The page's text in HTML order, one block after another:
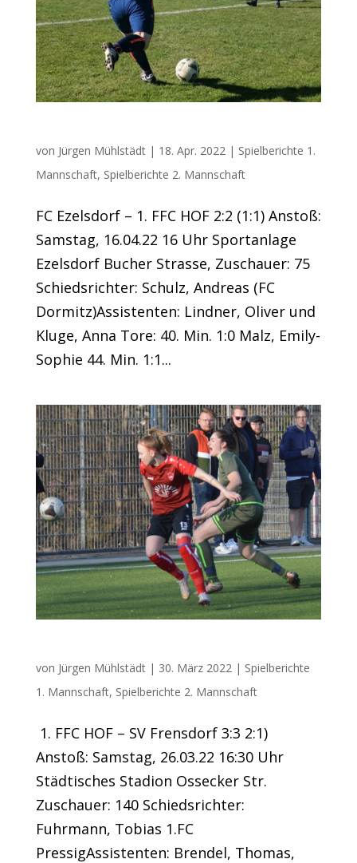
von Jürgen Mühlstädt| 18. Apr. 2022| Spielberichte 1.
Mannschaft, Spielberichte 2. Mannschaft
FC Ezelsdorf – 1. FFC HOF 2:2 (1:1) Anstoß:
Samstag, 16.04.22 16 Uhr Sportanlage
Ezelsdorf Bucher Strasse, Zuschauer: 75
Schiedsrichter: Schulz, Andreas (FC
Dormitz)Assistenten: Lindner, Oliver und
Kluge, Anna Tore: 40. Min. 1:0 Malz, Emily-
Sophie 44. Min. 1:1...
von Jürgen Mühlstädt| 30. März 2022| Spielberichte
1. Mannschaft, Spielberichte 2. Mannschaft
1. FFC HOF – SV Frensdorf 3:3 2:1)
Anstoß: Samstag, 26.03.22 16:30 Uhr
Städtisches Stadion Ossecker Str.
Zuschauer: 140 Schiedsrichter:
Fuhrmann, Tobias 1.FC
PressigAssistenten: Brendel, Thomas,